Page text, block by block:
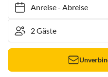
Anreise- Abreise